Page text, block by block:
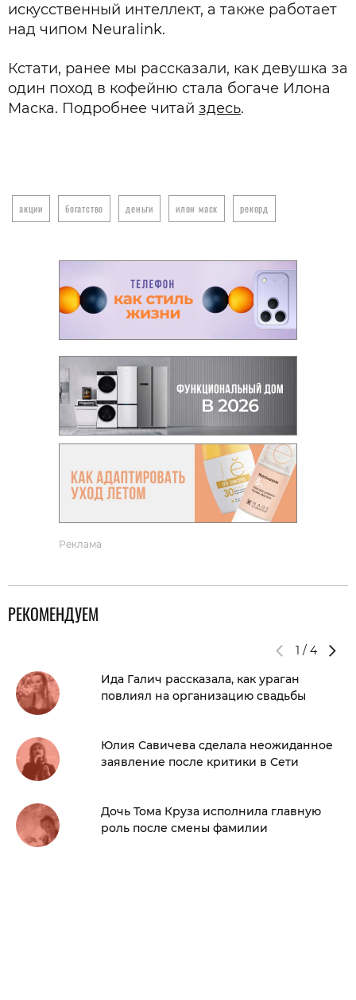
искусственный интеллект, а также работает
над чипом Neuralink.
Кстати, ранее мы рассказали, как девушка за
один поход в кофейню стала богаче Илона
Маска. Подробнее читай здесь.
акции богатство деньги илон маск рекорд
Реклама
РЕКОМЕНДУЕМ
1 / 4
Ида Галич рассказала, как ураган
повлиял на организацию свадьбы
Юлия Савичева сделала неожиданное
заявление после критики в Сети
Дочь Тома Круза исполнила главную
роль после смены фамилии